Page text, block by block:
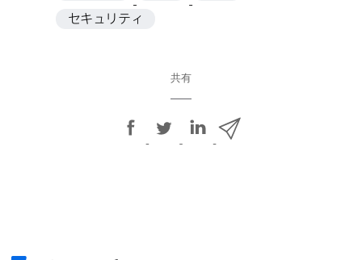
セキュリティ
共有
a
w
i